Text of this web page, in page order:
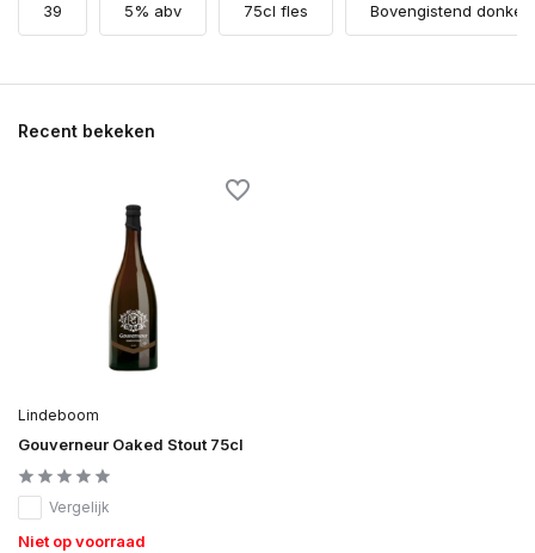
39 5% abv 75cl fles Bovengistend donker
Recent bekeken
Lindeboom
Gouverneur Oaked Stout 75cl
Vergelijk
Niet op voorraad